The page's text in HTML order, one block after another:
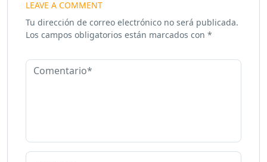
LEAVE A COMMENT
Tu dirección de correo electrónico no será publicada.
Los campos obligatorios están marcados con *